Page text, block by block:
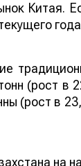
Китая.
(рост в
(рост в
на